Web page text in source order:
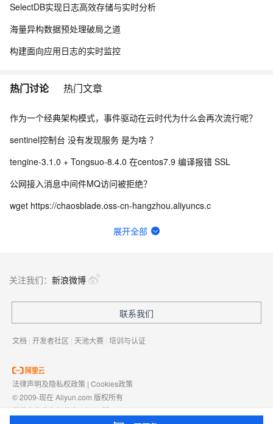
SelectDB实现日志高效存储与实时分析
海量异构数据预处理破局之道
构建面向应用日志的实时监控
热门讨论 热门文章
作为一个经典架构模式，事件驱动在云时代为什么会再次流行呢？
sentinel控制台 没有发现服务 是为啥 ？
tengine-3.1.0 + Tongsuo-8.4.0 在centos7.9 编译报错 SSL
公网接入消息中间件MQ访问被拒绝？
wget https://chaosblade.oss-cn-hangzhou.aliyuncs.c
为什么到现在Sentinel开源l还是不去掉fastjson的引用？
Seata 执行过程中报错Failed to get available servers怎么办？
展开全部
关注我们： 新浪微博
联系我们
文档 | 开发者社区 | 天池大赛 | 培训与认证
法律声明及隐私权政策 | Cookies政策
© 2009-现在 Aliyun.com 版权所有
增值电信业务经营许可证： 浙B2-20080101